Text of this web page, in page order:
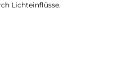
Lichteinflüsse.